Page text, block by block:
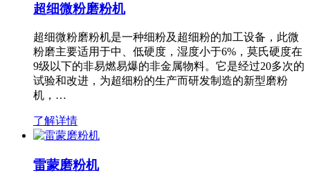
超细微粉磨粉机
超细微粉磨粉机是一种细粉及超细粉的加工设备，此微
粉磨主要适用于中、低硬度，湿度小于6%，莫氏硬度在
9级以下的非易燃易爆的非金属物料。它是经过20多次的
试验和改进，为超细粉的生产而研发制造的新型磨粉
机，…
了解详情
雷蒙磨粉机